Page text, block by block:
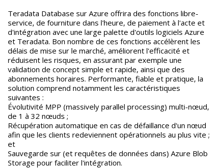
Teradata Database sur Azure offrira des fonctions libre-
service, de fourniture dans l'heure, de paiement à l'acte et
d'intégration avec une large palette d'outils logiciels Azure
et Teradata. Bon nombre de ces fonctions accélèrent les
délais de mise sur le marché, améliorent l'efficacité et
réduisent les risques, en assurant par exemple une
validation de concept simple et rapide, ainsi que des
abonnements horaires. Performante, fiable et pratique, la
solution comprend notamment les caractéristiques
suivantes :
Évolutivité MPP (massively parallel processing) multi-nœud,
de 1 à 32 nœuds ;
Récupération automatique en cas de défaillance d'un nœud
afin que les clients redeviennent opérationnels au plus vite ;
et
Sauvegarde sur (et requêtes de données dans) Azure Blob
Storage pour faciliter l'intégration.